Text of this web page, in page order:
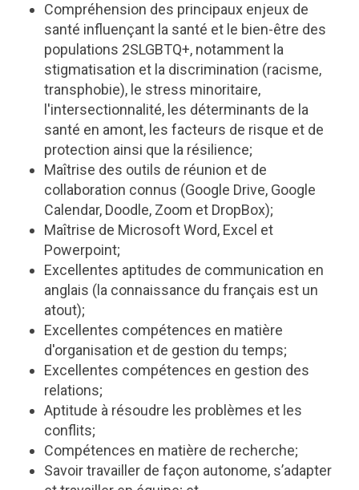
Compréhension des principaux enjeux de
santé influençant la santé et le bien-être des
populations 2SLGBTQ+, notamment la
stigmatisation et la discrimination (racisme,
transphobie), le stress minoritaire,
l'intersectionnalité, les déterminants de la
santé en amont, les facteurs de risque et de
protection ainsi que la résilience;
Maîtrise des outils de réunion et de
collaboration connus (Google Drive, Google
Calendar, Doodle, Zoom et DropBox);
Maîtrise de Microsoft Word, Excel et
Powerpoint;
Excellentes aptitudes de communication en
anglais (la connaissance du français est un
atout);
Excellentes compétences en matière
d'organisation et de gestion du temps;
Excellentes compétences en gestion des
relations;
Aptitude à résoudre les problèmes et les
conflits;
Compétences en matière de recherche;
Savoir travailler de façon autonome, s’adapter